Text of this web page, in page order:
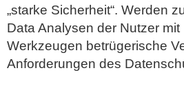
„starke Sicherheit“. Werden
Data Analysen der Nutzer
Werkzeugen betrügerische
Anforderungen des